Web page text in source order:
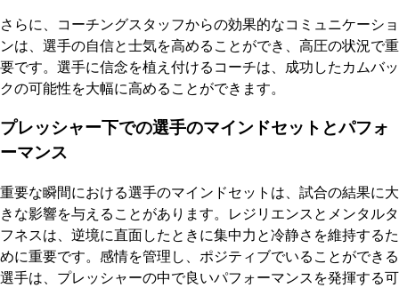
さらに、コーチングスタッフからの効果的なコミュニケーショ
ンは、選手の自信と士気を高めることができ、高圧の状況で重
要です。選手に信念を植え付けるコーチは、成功したカムバッ
クの可能性を大幅に高めることができます。
プレッシャー下での選手のマインドセットとパフォ
ーマンス
重要な瞬間における選手のマインドセットは、試合の結果に大
きな影響を与えることがあります。レジリエンスとメンタルタ
フネスは、逆境に直面したときに集中力と冷静さを維持するた
めに重要です。感情を管理し、ポジティブでいることができる
選手は、プレッシャーの中で良いパフォーマンスを発揮する可